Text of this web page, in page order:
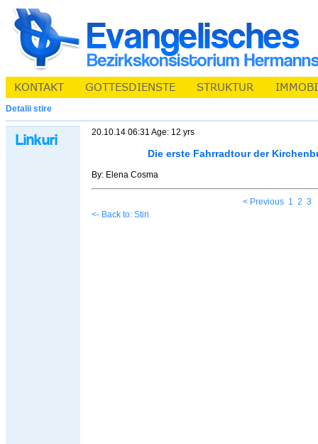
Detalii stire
20.10.14 06:31 Age: 12 yrs
Die erste Fahrradtour der
By: Elena Cosma
< Previous 1 2 3
<- Back to: Stiri